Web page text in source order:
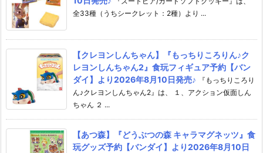
全33種（うちシークレット：2種）より ...
【クレヨンしんちゃん】『もっちりころりん♪ク
レヨンしんちゃん2』食玩フィギュア予約【バン
ダイ】より2026年8月10日発売♪
『もっちりころり
ん♪クレヨンしんちゃん2』は、 １、アクション仮面しん
ちゃん ２ ...
【あつ森】『どうぶつの森 キャラマグネッツ』食
玩グッズ予約【バンダイ】より2026年8月10日